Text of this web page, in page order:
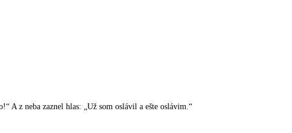
A z neba zaznel hlas: „Už som oslávil a ešte oslávim.“